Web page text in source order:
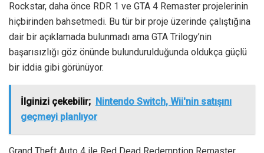
Rockstar, daha önce RDR 1 ve GTA 4 Remaster projelerinin
hiçbirinden bahsetmedi. Bu tür bir proje üzerinde çalıştığına
dair bir açıklamada bulunmadı ama GTA Trilogy’nin
başarısızlığı göz önünde bulundurulduğunda oldukça güçlü
bir iddia gibi görünüyor.
İlginizi çekebilir; Nintendo Switch, Wii'nin satışını
geçmeyi planlıyor